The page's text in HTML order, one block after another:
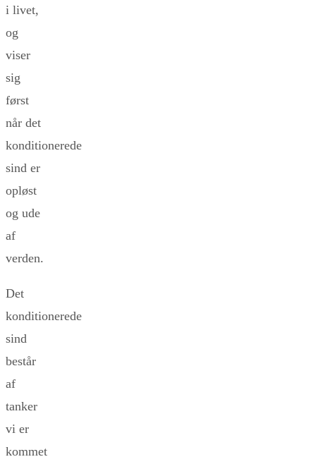
i livet,
og
viser
sig
først
når det
konditionerede
sind er
opløst
og ude
af
verden.
Det
konditionerede
sind
består
af
tanker
vi er
kommet